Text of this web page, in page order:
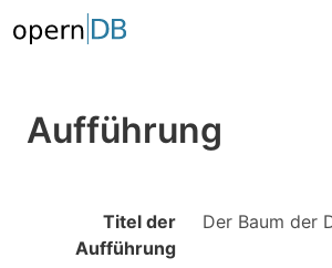
Aufführung
Titel der
Aufführung
Der Baum der